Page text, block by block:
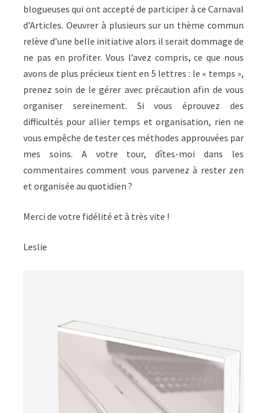
blogueuses qui ont accepté de participer à ce Carnaval
d’Articles. Oeuvrer à plusieurs sur un thème commun
relève d’une belle initiative alors il serait dommage de
ne pas en profiter. Vous l’avez compris, ce que nous
avons de plus précieux tient en 5 lettres : le « temps »,
prenez soin de le gérer avec précaution afin de vous
organiser sereinement. Si vous éprouvez des
difficultés pour allier temps et organisation, rien ne
vous empêche de tester ces méthodes approuvées par
mes soins. A votre tour, dîtes-moi dans les
commentaires comment vous parvenez à rester zen
et organisée au quotidien ?
Merci de votre fidélité et à très vite !
Leslie